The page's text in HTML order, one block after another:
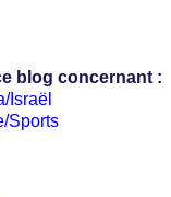
blog concernant :
Israël
Sports